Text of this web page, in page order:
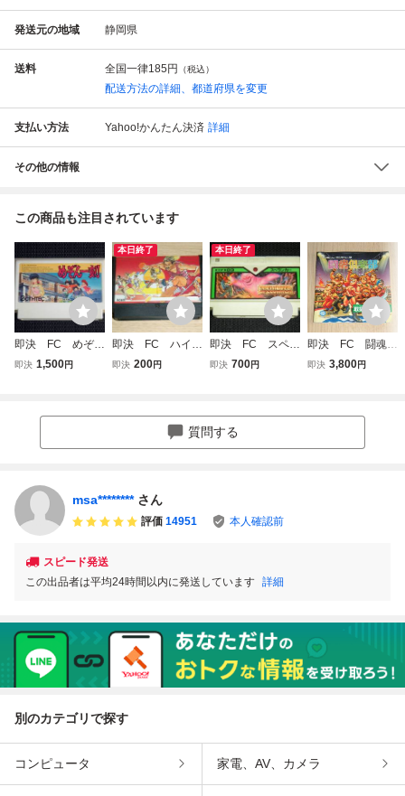
発送元の地域 静岡県
送料 全国一律185円 （税込）
配送方法の詳細、都道府県を変更
支払い方法 Yahoo!かんたん決済 詳細
その他の情報
この商品も注目されています
即決 FC めぞん
一刻 作動確認
即決 1,500円
本日終了
即決 FC ハイパ
ーオリンピック
即決 200円
本日終了
即決 FC スペラ
ンカー 作動確認
即決 700円
即決 FC 闘魂倶
楽部 作動確認
即決 3,800円
質問する
msa******** さん
評価 14951 本人確認前
スピード発送
この出品者は平均24時間以内に発送しています 詳細
別のカテゴリで探す
コンピュータ 家電、AV、カメラ